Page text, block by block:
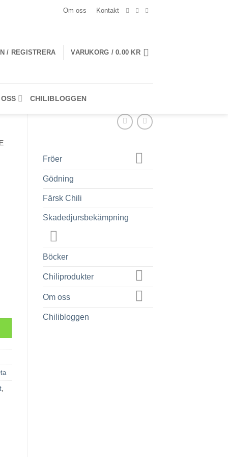
Om oss Kontakt
/ REGISTRERA VARUKORG /0.00 KR
CHILIBLOGGEN
Fröer
Gödning
Färsk Chili
Skadedjursbekämpning
Böcker
Chiliprodukter
Om oss
Chilibloggen
,